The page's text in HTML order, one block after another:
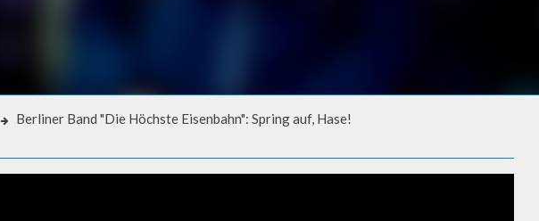
Berliner Band "Die Höchste Eisenbahn": Spring auf, Hase!